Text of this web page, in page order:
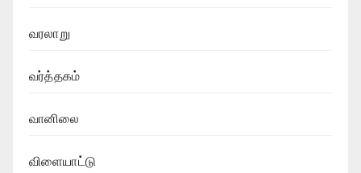
வரலாறு
வர்த்தகம்
வானிலை
விளையாட்டு